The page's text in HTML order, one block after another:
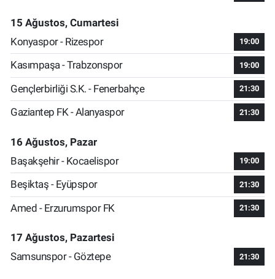
15 Ağustos, Cumartesi
Konyaspor - Rizespor
19:00
Kasımpaşa - Trabzonspor 19:00
Gençlerbirliği S.K. - Fenerbahçe 21:30
Gaziantep FK - Alanyaspor 21:30
16 Ağustos, Pazar
Başakşehir - Kocaelispor
19:00
Beşiktaş - Eyüpspor 21:30
Amed - Erzurumspor FK 21:30
17 Ağustos, Pazartesi
Samsunspor - Göztepe
21:30